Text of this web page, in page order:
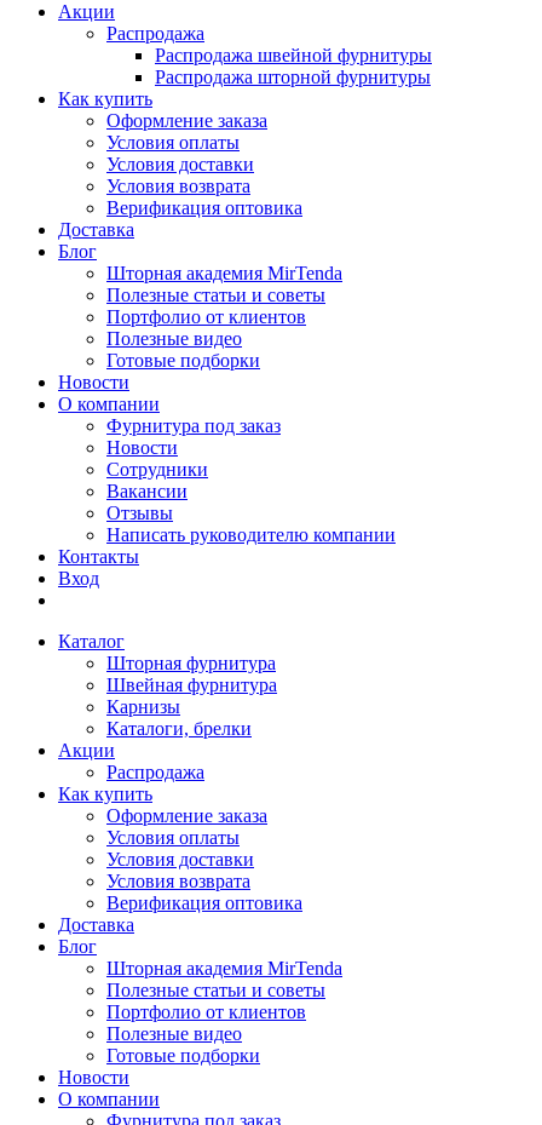
Акции
Распродажа
Распродажа швейной фурнитуры
Распродажа шторной фурнитуры
Как купить
Оформление заказа
Условия оплаты
Условия доставки
Условия возврата
Верификация оптовика
Доставка
Блог
Шторная академия MirTenda
Полезные статьи и советы
Портфолио от клиентов
Полезные видео
Готовые подборки
Новости
О компании
Фурнитура под заказ
Новости
Сотрудники
Вакансии
Отзывы
Написать руководителю компании
Контакты
Вход
Каталог
Шторная фурнитура
Швейная фурнитура
Карнизы
Каталоги, брелки
Акции
Распродажа
Как купить
Оформление заказа
Условия оплаты
Условия доставки
Условия возврата
Верификация оптовика
Доставка
Блог
Шторная академия MirTenda
Полезные статьи и советы
Портфолио от клиентов
Полезные видео
Готовые подборки
Новости
О компании
Фурнитура под заказ